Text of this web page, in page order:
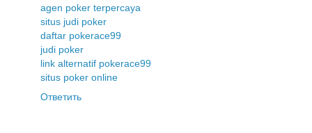
agen poker terpercaya
situs judi poker
daftar pokerace99
judi poker
link alternatif pokerace99
situs poker online
Ответить